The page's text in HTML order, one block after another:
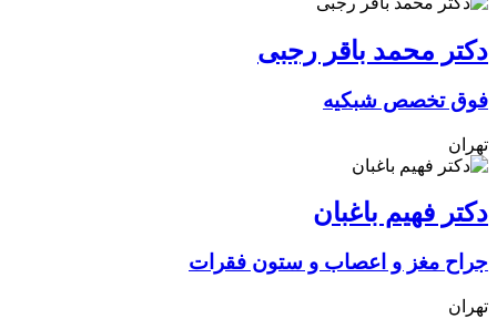
دکتر محمد باقر رجبی
فوق تخصص شبکیه
تهران
دکتر فهیم باغبان
جراح مغز و اعصاب و ستون فقرات
تهران